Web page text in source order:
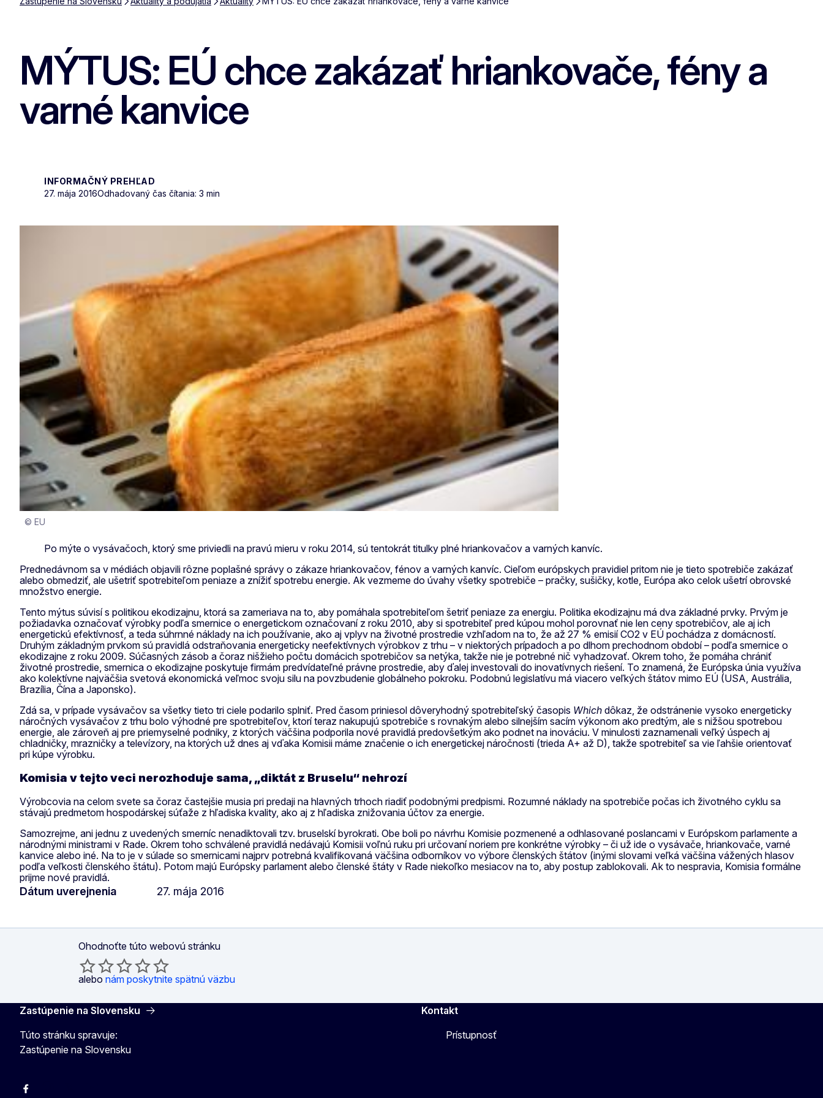
MÝTUS: EÚ chce zakázať hriankovače, fény a
varné kanvice
INFORMAČNÝ PREHĽAD
27. mája 2016Odhadovaný čas čítania: 3 min
© EU
Po mýte o vysávačoch, ktorý sme priviedli na pravú mieru v roku 2014, sú tentokrát titulky plné hriankovačov a varných kanvíc.
Prednedávnom sa v médiách objavili rôzne poplašné správy o zákaze hriankovačov, fénov a varných kanvíc. Cieľom európskych pravidiel pritom nie je tieto spotrebiče zakázať
alebo obmedziť, ale ušetriť spotrebiteľom peniaze a znížiť spotrebu energie. Ak vezmeme do úvahy všetky spotrebiče – pračky, sušičky, kotle, Európa ako celok ušetrí obrovské
množstvo energie.
Tento mýtus súvisí s politikou ekodizajnu, ktorá sa zameriava na to, aby pomáhala spotrebiteľom šetriť peniaze za energiu. Politika ekodizajnu má dva základné prvky. Prvým je
požiadavka označovať výrobky podľa smernice o energetickom označovaní z roku 2010, aby si spotrebiteľ pred kúpou mohol porovnať nie len ceny spotrebičov, ale aj ich
energetickú efektívnosť, a teda súhrnné náklady na ich používanie, ako aj vplyv na životné prostredie vzhľadom na to, že až 27 % emisií CO2 v EÚ pochádza z domácností.
Druhým základným prvkom sú pravidlá odstraňovania energeticky neefektívnych výrobkov z trhu – v niektorých prípadoch a po dlhom prechodnom období – podľa smernice o
ekodizajne z roku 2009. Súčasných zásob a čoraz nišžieho počtu domácich spotrebičov sa netýka, takže nie je potrebné nič vyhadzovať. Okrem toho, že pomáha chrániť
životné prostredie, smernica o ekodizajne poskytuje firmám predvídateľné právne prostredie, aby ďalej investovali do inovatívnych riešení. To znamená, že Európska únia využíva
ako kolektívne najväčšia svetová ekonomická veľmoc svoju silu na povzbudenie globálneho pokroku. Podobnú legislatívu má viacero veľkých štátov mimo EÚ (USA, Austrália,
Brazília, Čína a Japonsko).
Zdá sa, v prípade vysávačov sa všetky tieto tri ciele podarilo splniť. Pred časom priniesol dôveryhodný spotrebiteľský časopis Which dôkaz, že odstránenie vysoko energeticky
náročných vysávačov z trhu bolo výhodné pre spotrebiteľov, ktorí teraz nakupujú spotrebiče s rovnakým alebo silnejším sacím výkonom ako predtým, ale s nižšou spotrebou
energie, ale zároveň aj pre priemyselné podniky, z ktorých väčšina podporila nové pravidlá predovšetkým ako podnet na inováciu. V minulosti zaznamenali veľký úspech aj
chladničky, mrazničky a televízory, na ktorých už dnes aj vďaka Komisii máme značenie o ich energetickej náročnosti (trieda A+ až D), takže spotrebiteľ sa vie ľahšie orientovať
pri kúpe výrobku.
Komisia v tejto veci nerozhoduje sama, „diktát z Bruselu“ nehrozí
Výrobcovia na celom svete sa čoraz častejšie musia pri predaji na hlavných trhoch riadiť podobnými predpismi. Rozumné náklady na spotrebiče počas ich životného cyklu sa
stávajú predmetom hospodárskej súťaže z hľadiska kvality, ako aj z hľadiska znižovania účtov za energie.
Samozrejme, ani jednu z uvedených smerníc nenadiktovali tzv. bruselskí byrokrati. Obe boli po návrhu Komisie pozmenené a odhlasované poslancami v Európskom parlamente a
národnými ministrami v Rade. Okrem toho schválené pravidlá nedávajú Komisii voľnú ruku pri určovaní noriem pre konkrétne výrobky – či už ide o vysávače, hriankovače, varné
kanvice alebo iné. Na to je v súlade so smernicami najprv potrebná kvalifikovaná väčšina odborníkov vo výbore členských štátov (inými slovami veľká väčšina vážených hlasov
podľa veľkosti členského štátu). Potom majú Európsky parlament alebo členské štáty v Rade niekoľko mesiacov na to, aby postup zablokovali. Ak to nespravia, Komisia formálne
prijme nové pravidlá.
Dátum uverejnenia 27. mája 2016
Ohodnoťte túto webovú stránku
alebo nám poskytnite spätnú väzbu
Zastúpenie na Slovensku
Túto stránku spravuje:
Zastúpenie na Slovensku
Facebook
Kontakt
Prístupnosť